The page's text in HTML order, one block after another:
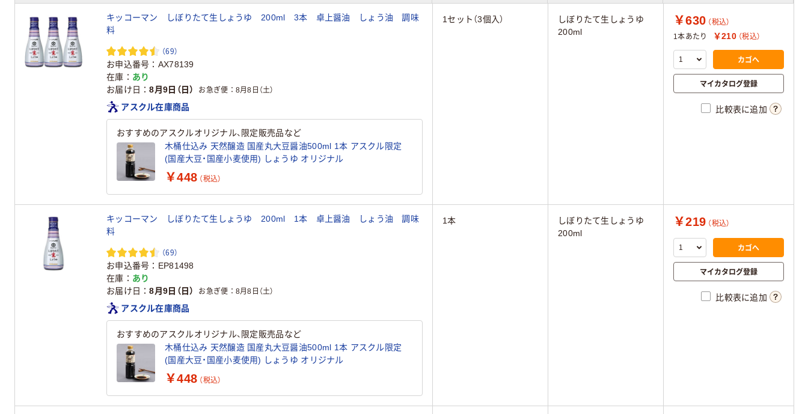
キッコーマン しぼりたて生しょうゆ 200ml 3本 卓上醤油 しょう油 調味
料
（69）
お申込番号
AX78139
在庫
あり
お届け日
8月9日（日） お急ぎ便 8月8日（土）
アスクル在庫商品
おすすめのアスクルオリジナル、限定販売品など
木桶仕込み 天然醸造 国産丸大豆醤油500ml 1本 アスクル限定
(国産大豆・国産小麦使用) しょうゆ オリジナル
￥448 （税込）
1セット（3個入）
しぼりたて生しょうゆ
200ml
￥630 （税込）
1本あたり
￥210 （税込）
カゴへ
マイカタログ登録
比較表に追加
キッコーマン しぼりたて生しょうゆ 200ml 1本 卓上醤油 しょう油 調味
料
（69）
お申込番号
EP81498
在庫
あり
お届け日
8月9日（日） お急ぎ便 8月8日（土）
アスクル在庫商品
おすすめのアスクルオリジナル、限定販売品など
木桶仕込み 天然醸造 国産丸大豆醤油500ml 1本 アスクル限定
(国産大豆・国産小麦使用) しょうゆ オリジナル
￥448 （税込）
1本
しぼりたて生しょうゆ
200ml
￥219 （税込）
カゴへ
マイカタログ登録
比較表に追加